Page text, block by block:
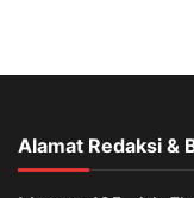
Alamat Redaksi &